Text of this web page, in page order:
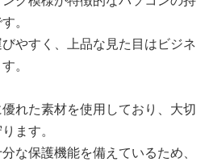
。
やすく、上品な見た目はビジネ
。
れた素材を使用しており、大切
ます。
な保護機能を備えているため、